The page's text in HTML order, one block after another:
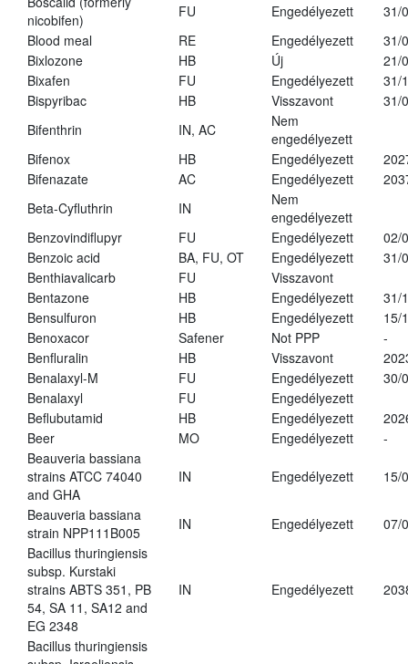
nicobifen)
FU Engedélyezett
31/
Blood meal
RE Engedélyezett
31/
Bixlozone
HB Új
21/
Bixafen
FU Engedélyezett
31/
Bispyribac
HB Visszavont
31/
Bifenthrin
IN, AC
Nem
engedélyezett
Bifenox
HB Engedélyezett
Bifenazate
AC Engedélyezett
Beta-Cyfluthrin
IN
Nem
engedélyezett
Benzovindiflupyr
FU Engedélyezett
02/
Benzoic acid
BA, FU, OT Engedélyezett
31/
Benthiavalicarb
FU
Visszavont
Bentazone
HB Engedélyezett
31/
Bensulfuron
HB Engedélyezett
15/
Benoxacor
Safener Not PPP
-
Benfluralin
HB Visszavont
Benalaxyl-M
FU Engedélyezett
30/
Benalaxyl
FU
Engedélyezett
Beflubutamid
HB Engedélyezett
Beer
MO Engedélyezett
-
Beauveria bassiana
strains ATCC 74040
and GHA
IN Engedélyezett 15/
Beauveria bassiana
strain NPP111B005
IN Engedélyezett
07/
Bacillus thuringiensis
subsp. Kurstaki
strains ABTS 351, PB
54, SA 11, SA12 and
EG 2348
IN Engedélyezett
Bacillus thuringiensis